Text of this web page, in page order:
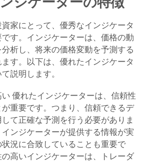
資家にとって、優秀なインジケータ
す。インジケーターは、価格の動
析し、将来の価格変動を予測する
す。以下は、優れたインジケータ
説明します。
優れたインジケーターは、信頼性
重要です。つまり、信頼できるデ
て正確な予測を行う必要がありま
ンジケーターが提供する情報が実
況に合致していることも重要で
高いインジケーターは、トレーダ